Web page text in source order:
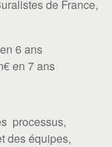
de France,
6 ans
en 7 ans
processus,
des équipes,